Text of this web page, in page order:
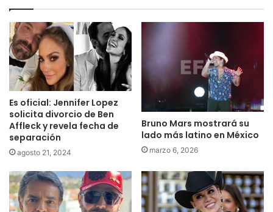
Es oficial: Jennifer Lopez
solicita divorcio de Ben
Affleck y revela fecha de
separación
agosto 21, 2024
Bruno Mars mostrará su
lado más latino en México
marzo 6, 2026